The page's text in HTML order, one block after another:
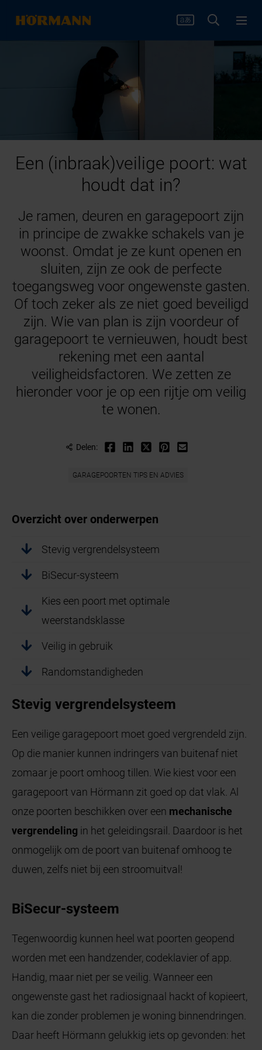
Een (inbraak)veilige poort: wat
houdt dat in?
Je ramen, deuren en garagepoort zijn
in principe de zwakke schakels van je
woonst. Omdat je ze kunt openen en
sluiten, zijn ze ook de perfecte
toegangsweg voor ongewenste gasten.
Of toch zeker als ze niet goed beveiligd
zijn. Wie van plan is zijn voordeur of
garagepoort te vernieuwen, houdt best
rekening met een aantal
veiligheidsfactoren. We zetten ze
hieronder voor je op een rijtje om veilig
te wonen.
Delen:
GARAGEPOORTEN TIPS EN ADVIES
Overzicht over onderwerpen
Stevig vergrendelsysteem
BiSecur-systeem
Kies een poort met optimale
weerstandsklasse
Veilig in gebruik
Randomstandigheden
Stevig vergrendelsysteem
Een veilige garagepoort moet goed vergrendeld zijn.
Op die manier kunnen indringers van buitenaf niet
zomaar je poort omhoog tillen. Wie kiest voor een
garagepoort van Hörmann zit goed op dat vlak. Al
onze poorten beschikken over een mechanische
vergrendeling in het geleidingsrail. Daardoor is het
onmogelijk om de poort van buitenaf omhoog te
duwen, zelfs niet bij een stroomuitval!
BiSecur-systeem
Tegenwoordig kunnen heel wat poorten geopend
worden met een handzender, codeklavier of app.
Handig, maar niet per se veilig. Wanneer een
ongewenste gast het radiosignaal hackt of kopieert,
kan die zonder problemen je woning binnendringen.
Daar heeft Hörmann gelukkig iets op gevonden: het